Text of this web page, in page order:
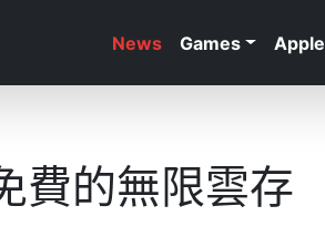
News Games Apple
費的無限雲存